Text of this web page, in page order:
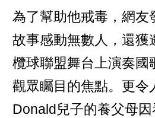
為了幫助他戒毒，網友
故事感動無數人，還獲
欖球聯盟舞台上演奏國
觀眾矚目的焦點。更令
Donald兒子的養父母